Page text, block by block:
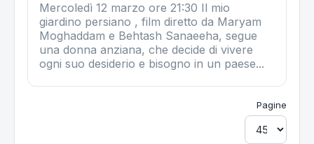
Mercoledì 12 marzo ore 21:30 Il mio
giardino persiano , film diretto da Maryam
Moghaddam e Behtash Sanaeeha, segue
una donna anziana, che decide di vivere
ogni suo desiderio e bisogno in un paese...
Pagine